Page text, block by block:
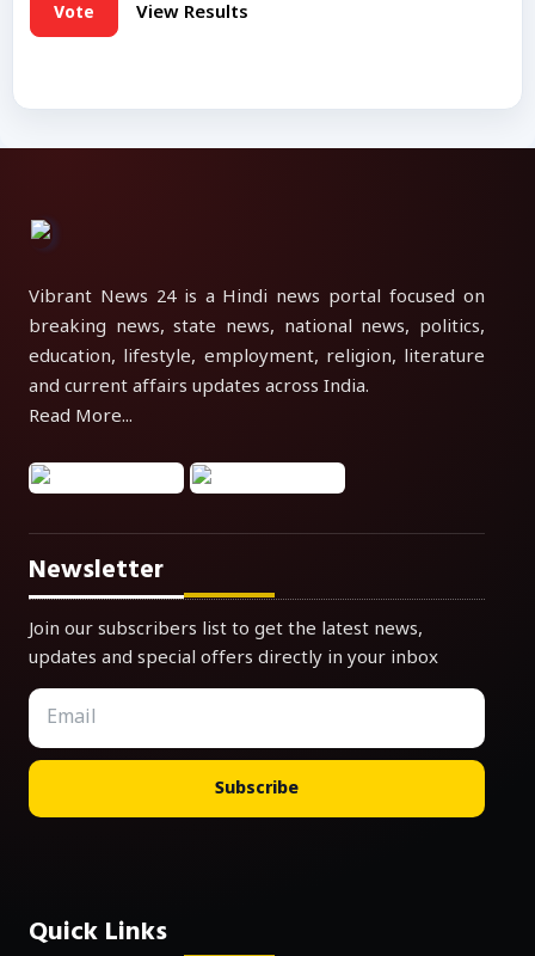
Vote View Results
Vibrant News 24 is a Hindi news portal focused on
breaking news, state news, national news, politics,
education, lifestyle, employment, religion, literature
and current affairs updates across India.
Read More...
Newsletter
Join our subscribers list to get the latest news,
updates and special offers directly in your inbox
Subscribe
Quick Links